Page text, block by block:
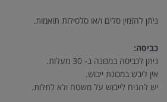
ניתן להזמין סלים ו/או סלסילות תואמות.
כביסה:
ניתן לכביסה במכונה ב- 30 מעלות.
אין ליבש במכונת ייבוש.
יש להניח לייבוש על משטח ולא לתלות.